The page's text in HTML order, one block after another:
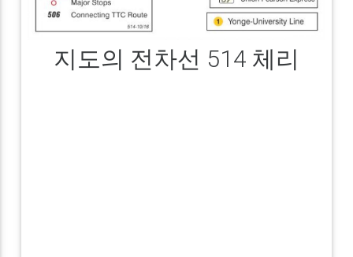
지도의 전차선 514 체리